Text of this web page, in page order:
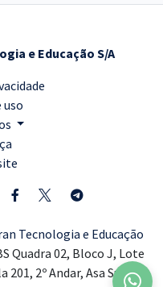
e Educação S/A
uso
Tecnologia e Educação
Quadra 02, Bloco J, Lote
2º Andar, Asa Sul,